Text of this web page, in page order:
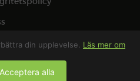
din upplevelse. Läs mer om
Acceptera alla